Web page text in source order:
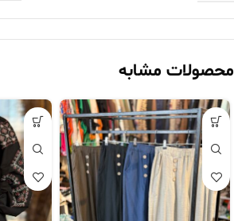
محصولات مشابه